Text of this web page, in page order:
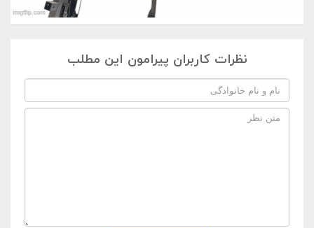
نظرات کاربران پیرامون این مطلب